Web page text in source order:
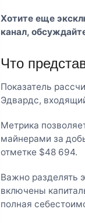
Хотите еще
канал,
Что
Показатель
Эдвардс,
Метрика
майнерами за
отметке $48 694.
Важно разделять
включены
полная